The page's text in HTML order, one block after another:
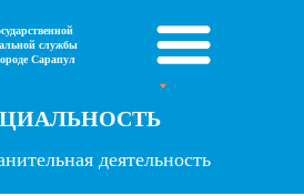
службы
Сарапул
деятельность